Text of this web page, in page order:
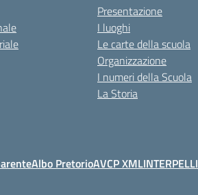
Presentazione
I luoghi
Le carte della scuola
Organizzazione
I numeri della Scuola
La Storia
Albo PretorioAVCP XMLINTERPELLI